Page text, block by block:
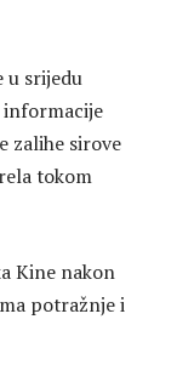
u srijedu
informacije
zalihe sirove
tokom
Kine nakon
potražnje i